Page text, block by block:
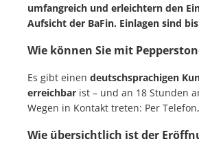
umfangreich und erleichtern den
Aufsicht der BaFin. Einlagen sind
Wie können Sie mit
Es gibt einen deutschsprachigen
erreichbar ist – und an 18 Stunden
Wegen in Kontakt treten: Per
Wie übersichtlich ist der